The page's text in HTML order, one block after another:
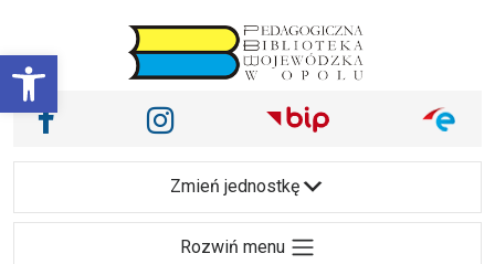
Otwórz pasek narzędzi
Main Navigation
Nasze media społecznościowe i inne
Facebook Instagram
Zmień jednostkę
Rozwiń menu